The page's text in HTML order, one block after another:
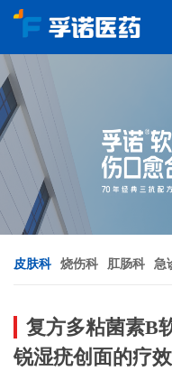
皮肤科 烧伤科 肛肠科 急
复方多粘菌素B
锐湿疣创面的疗